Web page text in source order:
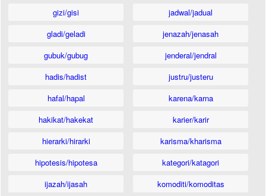
gizi/gisi
gladi/geladi
gubuk/gubug
hadis/hadist
hafal/hapal
hakikat/hakekat
hierarki/hirarki
hipotesis/hipotesa
ijazah/ijasah
jadwal/jadual
jenazah/jenasah
jenderal/jendral
justru/justeru
karena/karna
karier/karir
karisma/kharisma
kategori/katagori
komoditi/komoditas